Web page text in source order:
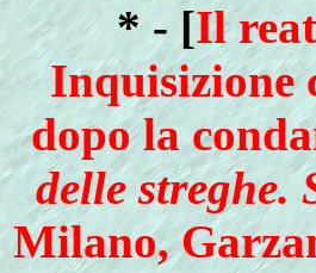
* - [Il
Inquisizione
dopo la
delle streghe.
Milano,